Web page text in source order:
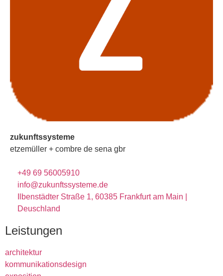
zukunftssysteme
etzemüller + combre de sena gbr
+49 69 56005910
info@zukunftssysteme.de
Ilbenstädter Straße 1, 60385 Frankfurt am Main |
Deuschland
Leistungen
architektur
kommunikationsdesign